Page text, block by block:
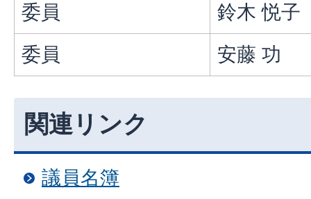
委員
鈴木 悦子
委員
安藤 功
関連リンク
議員名簿